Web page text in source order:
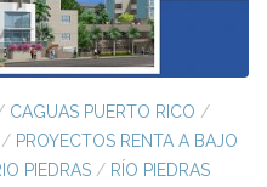
CAGUAS PUERTO RICO /
/ PROYECTOS RENTA A BAJO
PIEDRAS / RÍO PIEDRAS